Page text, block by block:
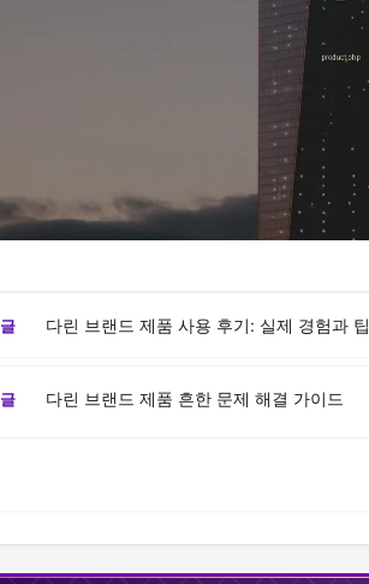
다린 브랜드 제품 사용 후기: 실제 경험과 팁
다린 브랜드 제품 흔한 문제 해결 가이드